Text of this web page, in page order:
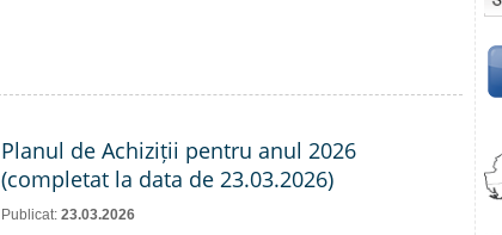
Planul de Achiziții pentru anul 2026
(completat la data de 23.03.2026)
Publicat: 23.03.2026